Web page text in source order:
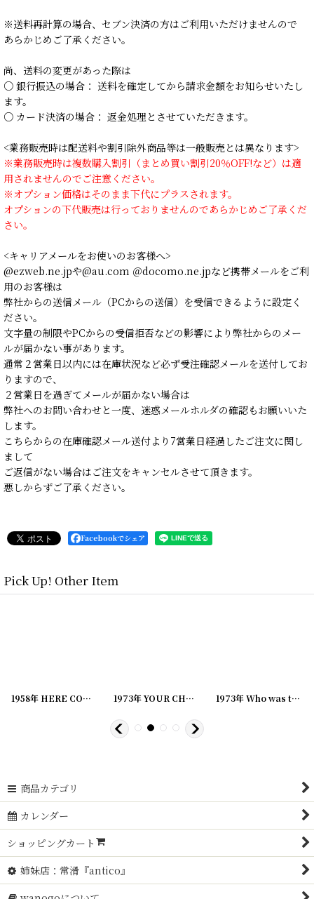
※送料再計算の場合、セブン決済の方はご利用いただけませんので
あらかじめご了承ください。
尚、送料の変更があった際は
○ 銀行振込の場合： 送料を確定してから請求金額をお知らせいたし
ます。
○ カード決済の場合： 返金処理とさせていただきます。
<業務販売時は配送料や割引除外商品等は一般販売とは異なります>
※業務販売時は複数購入割引（まとめ買い割引20％OFF!など）は適
用されませんのでご注意ください。
※オプション価格はそのまま下代にプラスされます。
オプションの下代販売は行っておりませんのであらかじめご了承くだ
さい。
<キャリアメールをお使いのお客様へ>
@ezweb.ne.jpや@au.com ＠docomo.ne.jpなど携帯メールをご利
用のお客様は
弊社からの送信メール（PCからの送信）を受信できるように設定く
ださい。
文字量の制限やPCからの受信拒否などの影響により弊社からのメー
ルが届かない事があります。
通常２営業日以内には在庫状況など必ず受注確認メールを送付してお
りますので、
２営業日を過ぎてメールが届かない場合は
弊社へのお問い合わせと一度、迷惑メールホルダの確認もお願いいた
します。
こちらからの在庫確認メール送付より7営業日経過したご注文に関し
まして
ご返信がない場合はご注文をキャンセルさせて頂きます。
悪しからずご了承ください。
Facebookでシェア
Pick Up! Other Item
[20221220-2] [ 20221220-16] [
1958年 HERE COMES, SNOOPY PEANUTS スヌーピー ビンテージコミック 1973年 YOUR CHOICE, SNOOPY PEANUTS スヌーピー ビンテージコミック 1973年 Who was that dog I saw you with,Charlie Brown? SNOOPY PEANUTS スヌーピー ビンテージコミック
商品カテゴリ
カレンダー
ショッピングカート
姉妹店：常滑『antico』